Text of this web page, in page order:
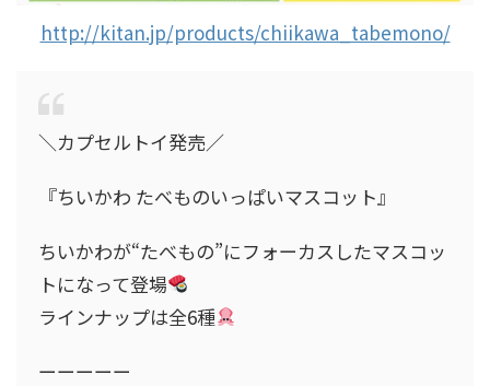
http://kitan.jp/products/chiikawa_tabemono/
＼カプセルトイ発売／
『ちいかわ たべものいっぱいマスコット』
ちいかわが“たべもの”にフォーカスしたマスコッ
トになって登場
ラインナップは全6種
ーーーーー